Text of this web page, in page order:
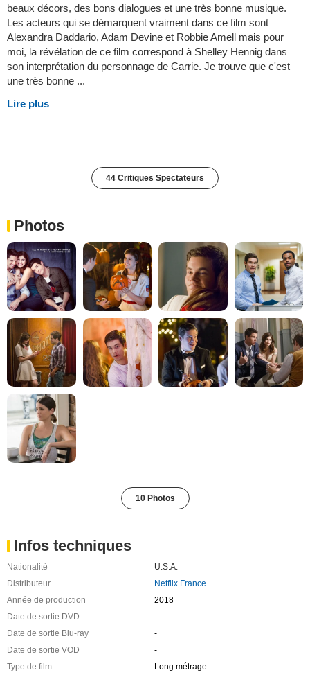
beaux décors, des bons dialogues et une très bonne musique.
Les acteurs qui se démarquent vraiment dans ce film sont
Alexandra Daddario, Adam Devine et Robbie Amell mais pour
moi, la révélation de ce film correspond à Shelley Hennig dans
son interprétation du personnage de Carrie. Je trouve que c'est
une très bonne ...
Lire plus
44 Critiques Spectateurs
Photos
10 Photos
Infos techniques
Nationalité
U.S.A.
Distributeur
Netflix France
Année de production
2018
Date de sortie DVD
-
Date de sortie Blu-ray
-
Date de sortie VOD
-
Type de film
Long métrage